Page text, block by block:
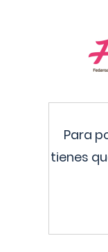
Para
tienes